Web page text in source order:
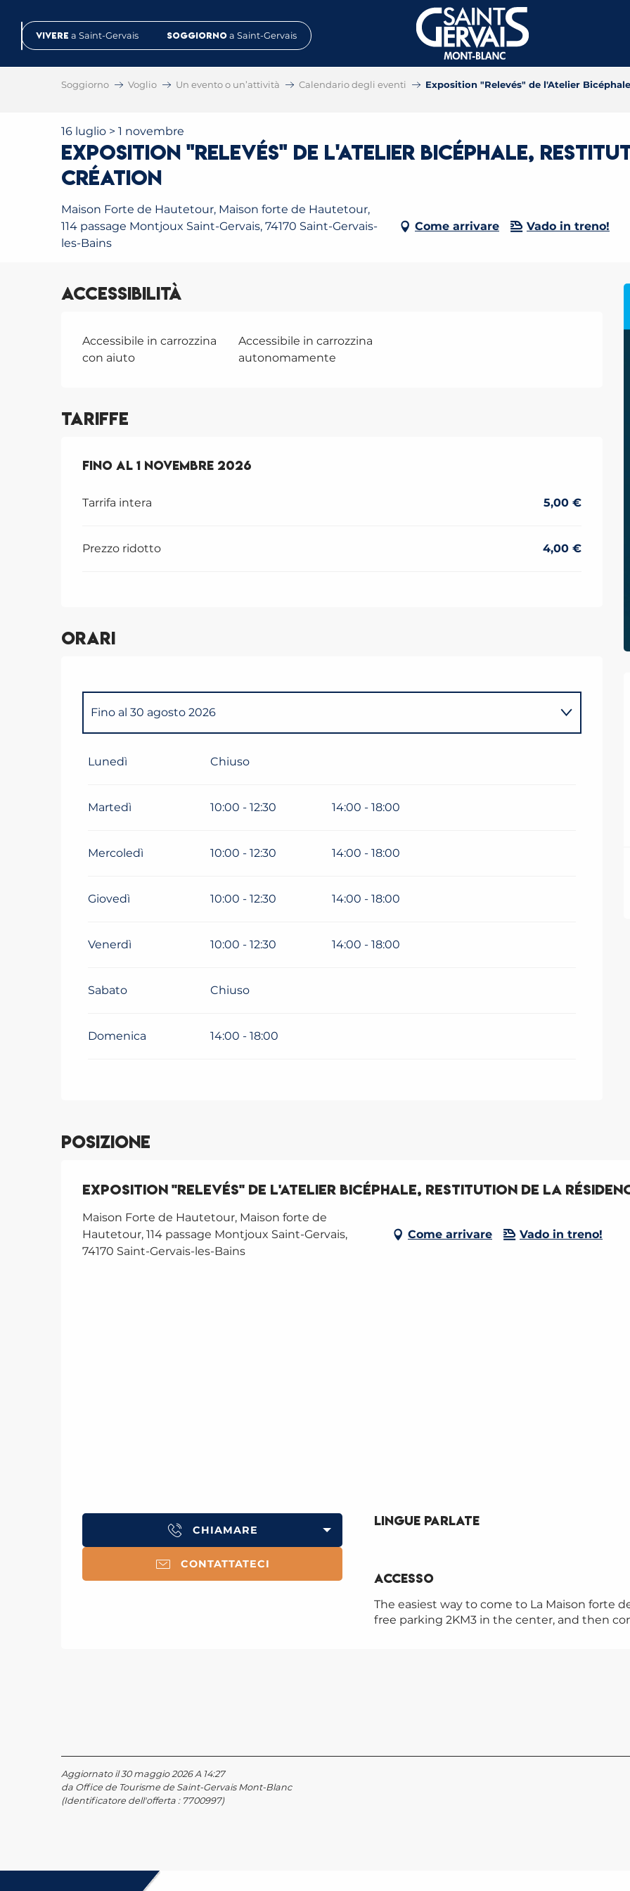
contenuVivere a Saint-Gervais Soggiorno a Saint-Gervais
Soggiorno Voglio Un evento o un’attività Calendario degli eventi Exposition "Relevés" de l'Atelier
16 luglio > 1 novembre
Exposition "Relevés" de l'Atelier Bicéphale,
création
Maison Forte de Hautetour, Maison forte de Hautetour,
114 passage Montjoux Saint-Gervais, 74170 Saint-Gervais-
les-Bains
Come arrivare Vado in treno!
Accessibilità
Accessibile in carrozzina
con aiuto
Accessibile in carrozzina
autonomamente
Tariffe
Dal16 luglio 2026 al1 novembre 2026
Fino al 1 novembre 2026
Tarrifa intera 5,00 €
Prezzo ridotto 4,00 €
Orari
Fino al 30 agosto 2026
Lunedì Chiuso
Martedì 10:00 - 12:30 14:00 - 18:00
Mercoledì 10:00 - 12:30 14:00 - 18:00
Giovedì 10:00 - 12:30 14:00 - 18:00
Venerdì 10:00 - 12:30 14:00 - 18:00
Sabato Chiuso
Domenica 14:00 - 18:00
Posizione
Exposition "Relevés" de l'Atelier Bicéphale, restitution de la
Maison Forte de Hautetour, Maison forte de
Hautetour, 114 passage Montjoux Saint-Gervais,
74170 Saint-Gervais-les-Bains
Come arrivare Vado in treno!
CHIAMARE
CONTATTATECI
Lingue parlate
Lingue parlate
Accesso
Accesso
The easiest way to come to La Maison forte
free parking 2KM3 in the center, and then
Aggiornato il 30 maggio 2026 A 14:27
da Office de Tourisme de Saint-Gervais Mont-Blanc
(Identificatore dell'offerta : 7700997)